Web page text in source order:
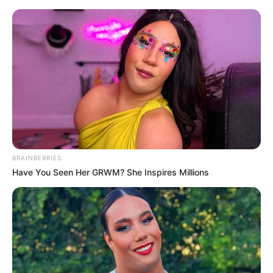
Ferienorte in der Urlaubsregion Ostsee
Hotels Kostenlose Reiseführer
Heute ist Hohes Friedersfest (in Augsburg ein Feiertag):
Sonnabend, der 08.08.2026
Hier stellen wirUrlaubs- und Ferienortevor, die als
Reiseziele besonders zu empfehlen sind. Diese verfügen
Übernachtungsmöglichkeiten, Gaststätten und
Freizeitangeboten. Außerdem handelt es sich hierbei in
der Regel auch um besonders sehenswerte Städte,
Gemeinden und Ferienziele.
An der deutschen Ostseeküste reiht sich im Grunde
BRAINBERRIES
Have You Seen Her GRWM? She Inspires Millions